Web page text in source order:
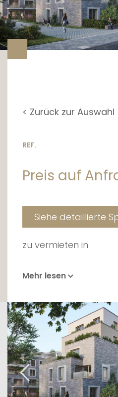
< Zurück zur Auswahl
REF.
Preis auf
Siehe detaillierte
zu vermieten in
Mehr lesen